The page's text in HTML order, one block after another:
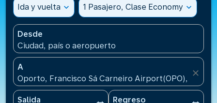
Ida y vuelta expand_more 1 Pasajero, Clase Economy expand_more
Desde
Ciudad, país o aeropuerto
A
Oporto, Francisco Sá Carneiro Airport(OPO),
close
Salida
Regreso